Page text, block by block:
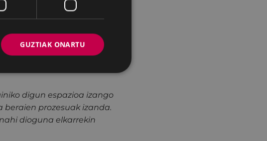
antolatu dugun prozesu
egoerara nola
digun espazioa izango
prozesuak izanda.
dioguna elkarrekin
GUZTIAK ONARTU